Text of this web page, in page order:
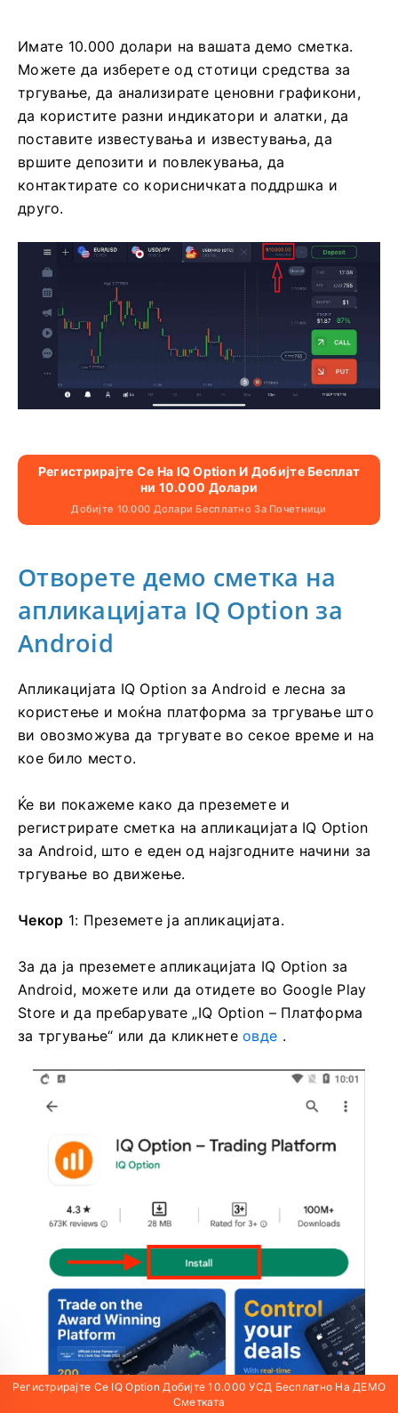
Имате 10.000 долари на вашата демо сметка.
Можете да изберете од стотици средства за
тргување, да анализирате ценовни графикони,
да користите разни индикатори и алатки, да
поставите известувања и известувања, да
вршите депозити и повлекувања, да
контактирате со корисничката поддршка и
друго.
Регистрирајте Се На IQ Option И Добијте Бесплат
Ни 10.000 Долари
Добијте 10.000 Долари Бесплатно За Почетници
Отворете демо сметка на
апликацијата IQ Option за
Android
Апликацијата IQ Option за Android е лесна за
користење и моќна платформа за тргување што
ви овозможува да тргувате во секое време и на
кое било место.
Ќе ви покажеме како да преземете и
регистрирате сметка на апликацијата IQ Option
за Android, што е еден од најзгодните начини за
тргување во движење.
Чекор 1: Преземете ја апликацијата.
За да ја преземете апликацијата IQ Option за
Android, можете или да отидете во Google Play
Store и да пребарувате „IQ Option – Платформа
за тргување“ или да кликнетеовде .
Регистрирајте Се IQ Option Добијте 10.000 УСД Бесплатно На ДЕМО
Сметката